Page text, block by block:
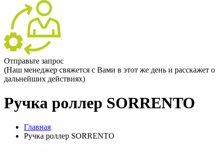
Отправьте запрос
(Наш менеджер свяжется с Вами в этот же день и расскажет о
дальнейших действиях)
Ручка роллер SORRENTO
Главная
Ручка роллер SORRENTO